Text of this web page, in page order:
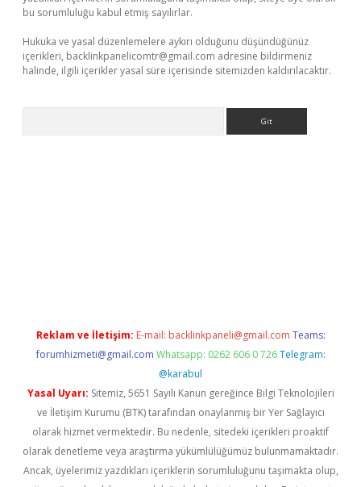
bu sorumluluğu kabul etmiş sayılırlar.
Hukuka ve yasal düzenlemelere aykırı olduğunu düşündüğünüz
içerikleri, backlinkpanelicomtr@gmail.com adresine bildirmeniz
halinde, ilgili içerikler yasal süre içerisinde sitemizden kaldırılacaktır.
Reklam ve İletişim: E-mail: backlinkpaneli@gmail.com Teams:
forumhizmeti@gmail.com Whatsapp: 0262 606 0 726 Telegram:
@karabul
Yasal Uyarı: Sitemiz, 5651 Sayılı Kanun gereğince Bilgi Teknolojileri
ve İletişim Kurumu (BTK) tarafından onaylanmış bir Yer Sağlayıcı
olarak hizmet vermektedir. Bu nedenle, sitedeki içerikleri proaktif
olarak denetleme veya araştırma yükümlülüğümüz bulunmamaktadır.
Ancak, üyelerimiz yazdıkları içeriklerin sorumluluğunu taşımakta olup,